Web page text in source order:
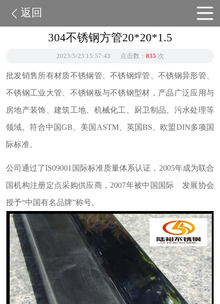
返回
304不锈钢方管20*20*1.5
2023/5/23 15:57:43 点击数： 835 次
批发销售所有材质不锈钢管、不锈钢焊管、不锈钢异形管、
不锈钢工业大管、不锈钢板与不锈钢型材，产品广泛应用与
房地产装饰、建筑工地、机械化工、厨卫制品、污水处理等
领域。符合中国GB、美国ASTM、英国BS、欧盟DIN多项国
际标准。
公司通过了IS09001国际标准质量体系认证，2005年成为联合
国机构注册定点采购供应商，2007年被中国国际 发展协会
授予“中国有名品牌”称号。